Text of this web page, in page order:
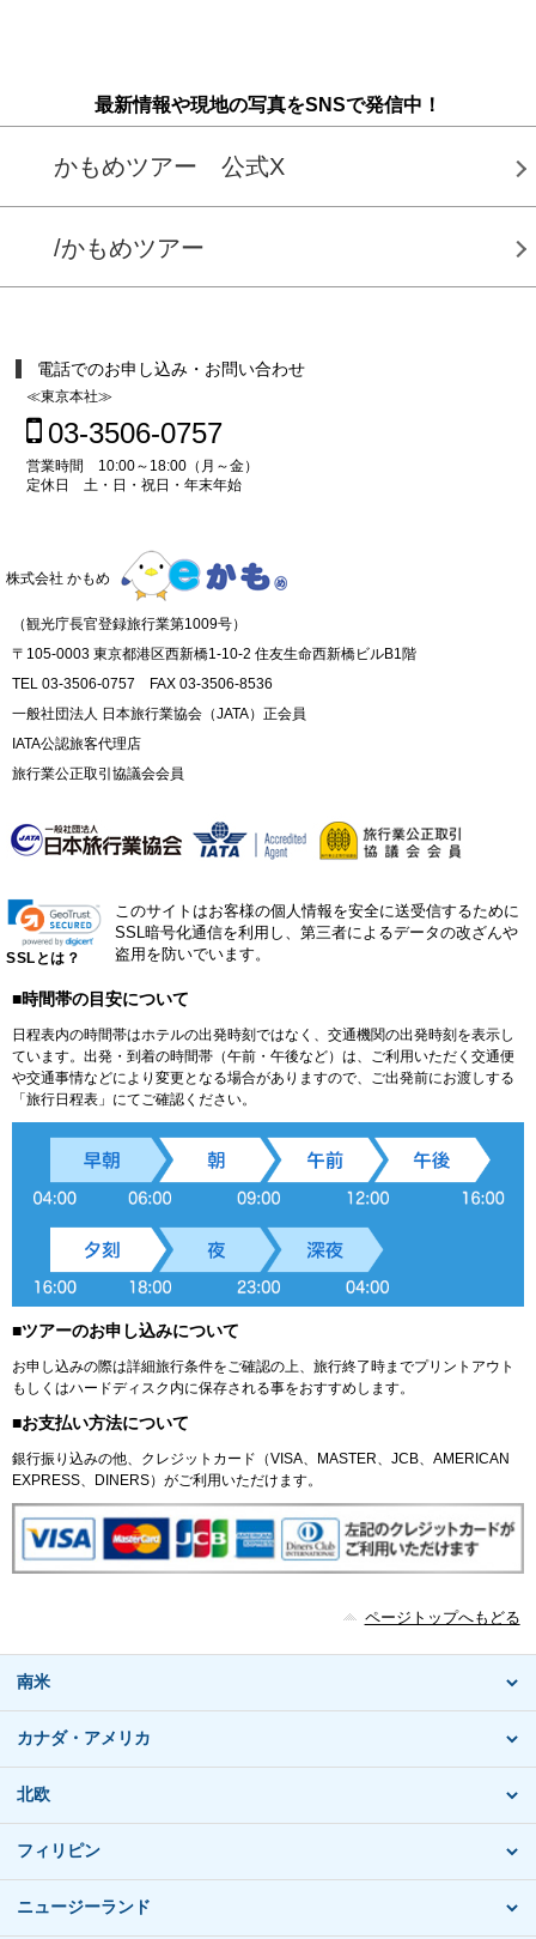
最新情報や現地の写真をSNSで発信中！
かもめツアー 公式X
/かもめツアー
電話でのお申し込み・お問い合わせ
≪東京本社≫
03-3506-0757
営業時間 10:00～18:00（月～金）
定休日 土・日・祝日・年末年始
株式会社 かもめ
（観光庁長官登録旅行業第1009号）
〒105-0003 東京都港区西新橋1-10-2 住友生命西新橋ビルB1階
TEL 03-3506-0757 FAX 03-3506-8536
一般社団法人 日本旅行業協会（JATA）正会員
IATA公認旅客代理店
旅行業公正取引協議会会員
SSLとは？
このサイトはお客様の個人情報を安全に送受信するために
SSL暗号化通信を利用し、第三者によるデータの改ざんや
盗用を防いでいます。
■時間帯の目安について
日程表内の時間帯はホテルの出発時刻ではなく、交通機関の出発時刻を表示し
ています。出発・到着の時間帯（午前・午後など）は、ご利用いただく交通便
や交通事情などにより変更となる場合がありますので、ご出発前にお渡しする
「旅行日程表」にてご確認ください。
■ツアーのお申し込みについて
お申し込みの際は詳細旅行条件をご確認の上、旅行終了時までプリントアウト
もしくはハードディスク内に保存される事をおすすめします。
■お支払い方法について
銀行振り込みの他、クレジットカード（VISA、MASTER、JCB、AMERICAN
EXPRESS、DINERS）がご利用いただけます。
ページトップへもどる
南米
カナダ・アメリカ
北欧
フィリピン
ニュージーランド